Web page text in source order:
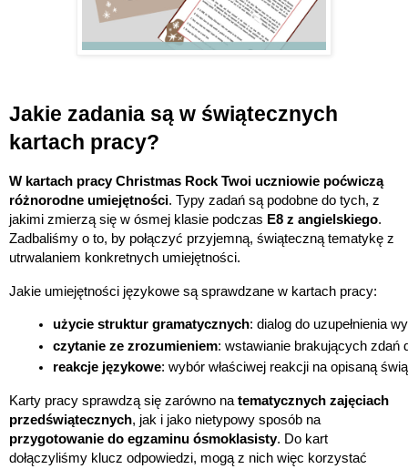
Jakie zadania są w świątecznych
kartach pracy?
W kartach pracy Christmas Rock Twoi uczniowie poćwiczą
różnorodne umiejętności. Typy zadań są podobne do tych, z
jakimi zmierzą się w ósmej klasie podczas E8 z angielskiego.
Zadbaliśmy o to, by połączyć przyjemną, świąteczną tematykę z
utrwalaniem konkretnych umiejętności.
Jakie umiejętności językowe są sprawdzane w kartach pracy:
użycie struktur gramatycznych: dialog do uzupełnienia
czytanie ze zrozumieniem: wstawianie brakujących zdań
reakcje językowe: wybór właściwej reakcji na opisaną
Karty pracy sprawdzą się zarówno natematycznych zajęciach
przedświątecznych, jak i jako nietypowy sposób na
przygotowanie do egzaminu ósmoklasisty. Do kart
dołączyliśmy klucz odpowiedzi, mogą z nich więc korzystać